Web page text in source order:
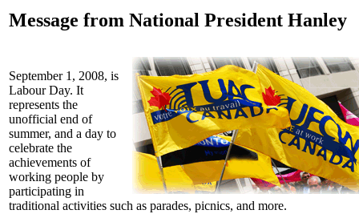
Message from National President Hanley
September 1, 2008, is
Labour Day. It
represents the
unofficial end of
summer, and a day to
celebrate the
achievements of
working people by
participating in
traditional activities such as parades, picnics, and more.